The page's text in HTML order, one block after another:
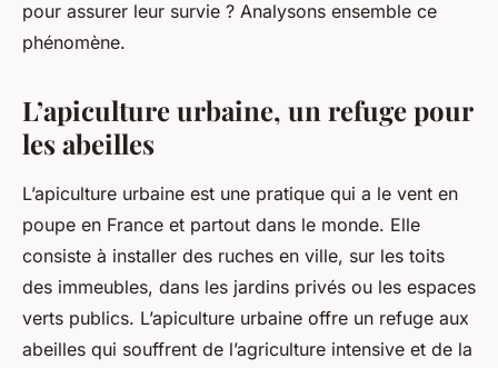
pour assurer leur survie ? Analysons ensemble ce
phénomène.
L’apiculture urbaine, un refuge pour
les abeilles
L’apiculture urbaine est une pratique qui a le vent en
poupe en France et partout dans le monde. Elle
consiste à installer des ruches en ville, sur les toits
des immeubles, dans les jardins privés ou les espaces
verts publics. L’apiculture urbaine offre un refuge aux
abeilles qui souffrent de l’agriculture intensive et de la